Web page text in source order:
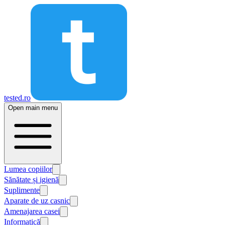
tested.ro
Open main menu
Lumea copiilor
Sănătate și igienă
Suplimente
Aparate de uz casnic
Amenajarea casei
Informatică